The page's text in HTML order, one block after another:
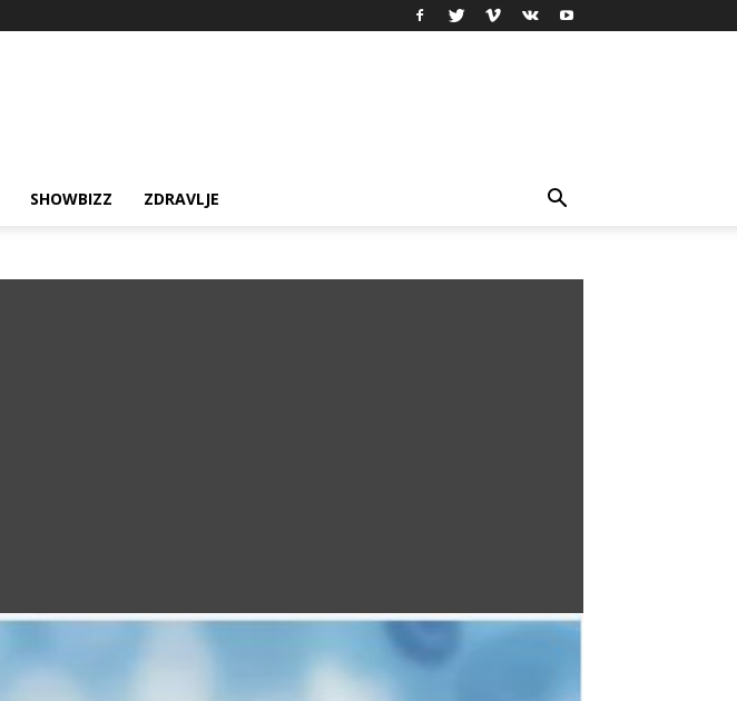
SHOWBIZZ ZDRAVLJE